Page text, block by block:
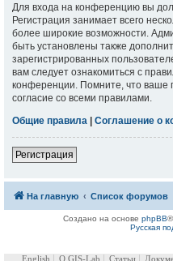
Для входа на конференцию вы
Регистрация занимает всего
более широкие возможности.
быть установлены также
зарегистрированных
вам следует ознакомиться с
конференции. Помните, что ваше
согласие со всеми правилами.
Общие правила | Соглашение о
Регистрация
На главную Список форумов
Создано на основе phpBB
Русская
English О GIS-Lab Статьи